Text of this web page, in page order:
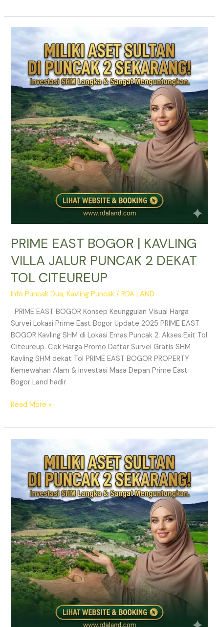
PRIME EAST BOGOR | KAVLING
VILLA JALUR PUNCAK 2 DEKAT
TOL CITEUREUP
Info Puncak Dua,Kavling Puncak /RDA LAND
PRIME EAST BOGOR Konsep Keunggulan Visual Harga
Survei Lokasi Prime East Bogor Update 2025 PRIME EAST
BOGOR Kavling SHM di Lokasi Emas Puncak 2. Akses Exit Tol
Citeureup. Cek Harga Promo Daftar Survei Gratis SHM
Kavling SHM dekat Tol PRIME EAST BOGOR PROPERTY
Kemewahan Alam & Investasi Masa Depan Prime East
Bogor Land hadir
EAST
BOGOR
|
KAVLING
VILLA
JALUR
PUNCAK
2
DEKAT
TOL
CITEUREUP
Read More »
Tanah
Kavling
Puncak
SHM
–
Prime
East
Bogor
(View
Gunung
&
Sawah)